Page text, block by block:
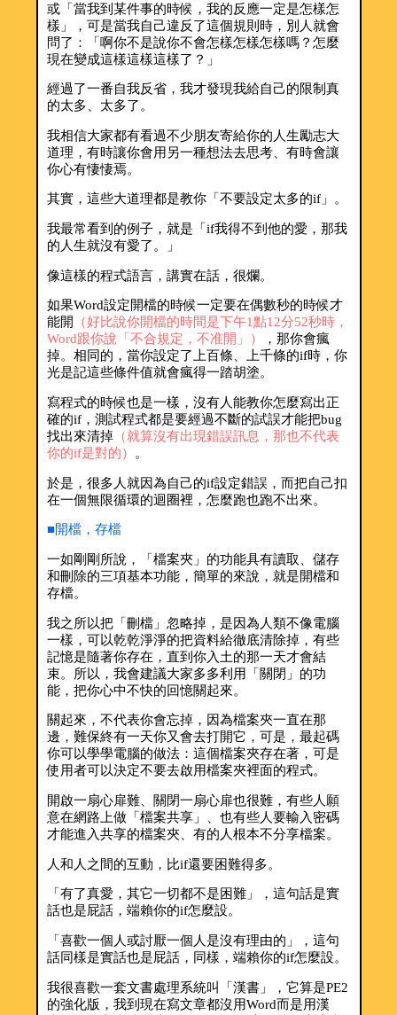
或「當我到某件事的時候，我的反應一定是怎樣怎
樣」，可是當我自己違反了這個規則時，別人就會
問了：「啊你不是說你不會怎樣怎樣怎樣嗎？怎麼
現在變成這樣這樣這樣了？」
經過了一番自我反省，我才發現我給自己的限制真
的太多、太多了。
我相信大家都有看過不少朋友寄給你的人生勵志大
道理，有時讓你會用另一種想法去思考、有時會讓
你心有悽悽焉。
其實，這些大道理都是教你「不要設定太多的if」。
我最常看到的例子，就是「if我得不到他的愛，那我
的人生就沒有愛了。」
像這樣的程式語言，講實在話，很爛。
如果Word設定開檔的時候一定要在偶數秒的時候才
能開 （好比說你開檔的時間是下午1點12分52秒時，
Word跟你說「不合規定，不准開」）
，那你會瘋
掉。相同的，當你設定了上百條、上千條的if時，你
光是記這些條件值就會瘋得一踏胡塗。
寫程式的時候也是一樣，沒有人能教你怎麼寫出正
確的if，測試程式都是要經過不斷的試誤才能把bug
找出來清掉（就算沒有出現錯誤訊息，那也不代表
你的if是對的）
。
於是，很多人就因為自己的if設定錯誤，而把自己扣
在一個無限循環的迴圈裡，怎麼跑也跑不出來。
■開檔，存檔
一如剛剛所說，「檔案夾」的功能具有讀取、儲存
和刪除的三項基本功能，簡單的來說，就是開檔和
存檔。
我之所以把「刪檔」忽略掉，是因為人類不像電腦
一樣，可以乾乾淨淨的把資料給徹底清除掉，有些
記憶是隨著你存在，直到你入土的那一天才會結
束。所以，我會建議大家多多利用「關閉」的功
能，把你心中不快的回憶關起來。
關起來，不代表你會忘掉，因為檔案夾一直在那
邊，難保終有一天你又會去打開它，可是，最起碼
你可以學學電腦的做法：這個檔案夾存在著，可是
使用者可以決定不要去啟用檔案夾裡面的程式。
開啟一扇心扉難、關閉一扇心扉也很難，有些人願
意在網路上做「檔案共享」、也有些人要輸入密碼
才能進入共享的檔案夾、有的人根本不分享檔案。
人和人之間的互動，比if還要困難得多。
「有了真愛，其它一切都不是困難」，這句話是實
話也是屁話，端賴你的if怎麼設。
「喜歡一個人或討厭一個人是沒有理由的」，這句
話同樣是實話也是屁話，同樣，端賴你的if怎麼設。
我很喜歡一套文書處理系統叫「漢書」，它算是PE2
的強化版，我到現在寫文章都沒用Word而是用漢